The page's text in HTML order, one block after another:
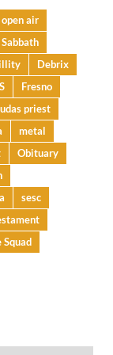
air
Debrix
Fresno
priest
metal
Obituary
sesc
Squad